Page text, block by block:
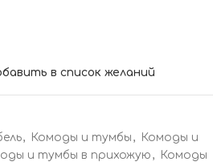
в список желаний
, Комоды и тумбы ,
Комоды и
и тумбы в прихожую,
Комоды